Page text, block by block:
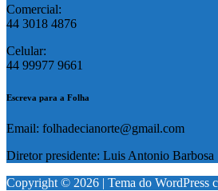
Comercial:
44 3018 4876
Celular:
44 99977 9661
Escreva para a Folha
Email: folhadecianorte@gmail.com
Diretor presidente: Luis Antonio Barbosa
Copyright © 2026 | Tema do WordPress